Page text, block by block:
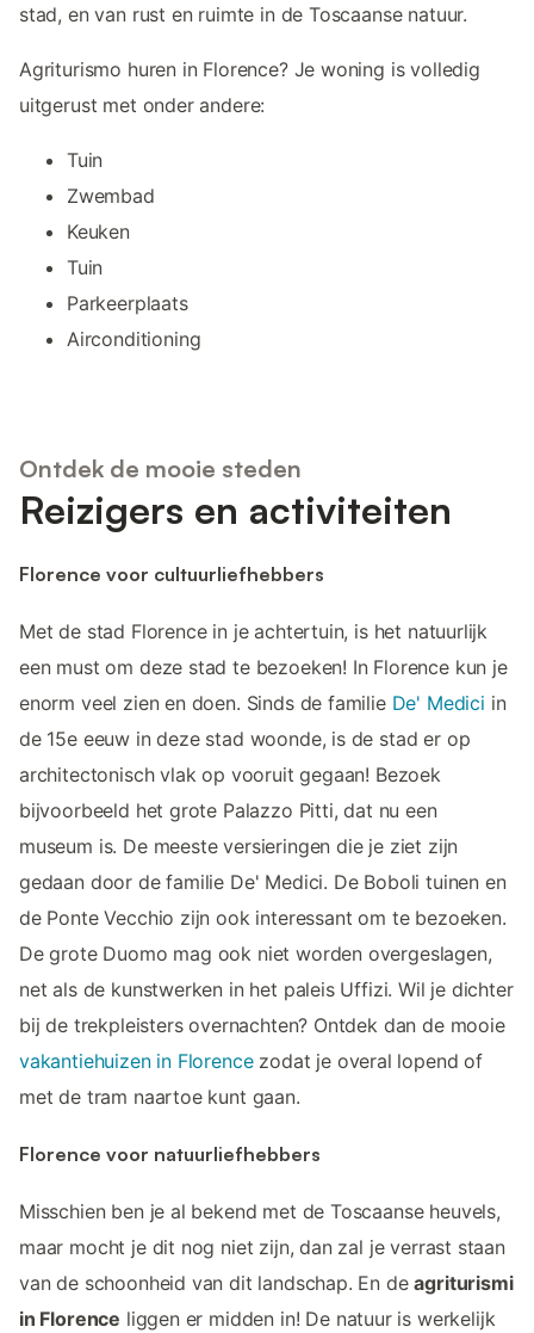
stad, en van rust en ruimte in de Toscaanse natuur.
Agriturismo huren in Florence? Je woning is volledig
uitgerust met onder andere:
Tuin
Zwembad
Keuken
Tuin
Parkeerplaats
Airconditioning
Ontdek de mooie steden
Reizigers en activiteiten
Florence voor cultuurliefhebbers
Met de stad Florence in je achtertuin, is het natuurlijk
een must om deze stad te bezoeken! In Florence kun je
enorm veel zien en doen. Sinds de familie De' Medici in
de 15e eeuw in deze stad woonde, is de stad er op
architectonisch vlak op vooruit gegaan! Bezoek
bijvoorbeeld het grote Palazzo Pitti, dat nu een
museum is. De meeste versieringen die je ziet zijn
gedaan door de familie De' Medici. De Boboli tuinen en
de Ponte Vecchio zijn ook interessant om te bezoeken.
De grote Duomo mag ook niet worden overgeslagen,
net als de kunstwerken in het paleis Uffizi. Wil je dichter
bij de trekpleisters overnachten? Ontdek dan de mooie
vakantiehuizen in Florencezodat je overal lopend of
met de tram naartoe kunt gaan.
Florence voor natuurliefhebbers
Misschien ben je al bekend met de Toscaanse heuvels,
maar mocht je dit nog niet zijn, dan zal je verrast staan
van de schoonheid van dit landschap. En deagriturismi
in Florence liggen er midden in! De natuur is werkelijk